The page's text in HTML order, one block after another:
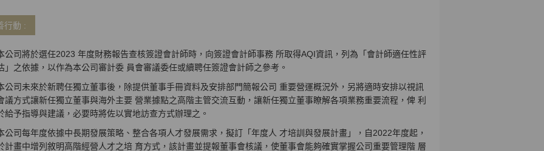
行動 :
公司將於選任2023 年度財務報告查核簽證會計師時，向簽證會計師事務 所取得AQI資訊，列為「會計師適任性評
」之依據，以作為本公司審計委 員會審議委任或續聘任簽證會計師之參考。
公司未來於新聘任獨立董事後，除提供董事手冊資料及安排部門簡報公司 重要營運概況外，另將適時安排以視訊
議方式讓新任獨立董事與海外主要 營業據點之高階主管交流互動，讓新任獨立董事瞭解各項業務重要流程，俾 利
給予指導與建議，必要時將佐以實地訪查方式辦理之。
公司每年度依據中長期發展策略、整合各項人才發展需求，擬訂「年度人 才培訓與發展計畫」，自2022年度起，
計畫中增列敘明高階經營人才之培 育方式，該計畫並提報董事會核議，使董事會能夠確實掌握公司重要管理階 層